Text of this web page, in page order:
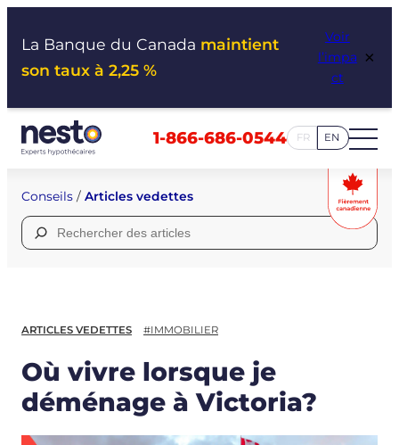
La Banque du Canada maintient
son taux à 2,25 %
Voir
l’impa
ct
×
1-866-686-0544 FR EN
Conseils / Articles vedettes
Rechercher :
ARTICLES VEDETTES #IMMOBILIER
Où vivre lorsque je
déménage à Victoria?